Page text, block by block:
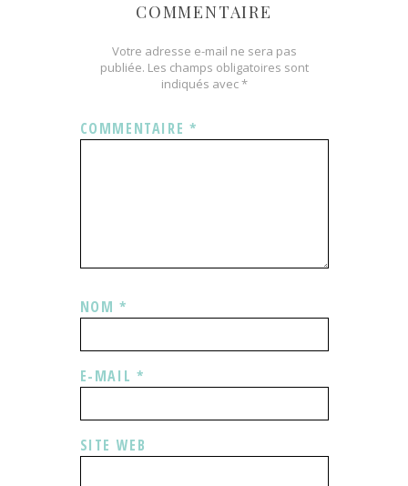
COMMENTAIRE
Votre adresse e-mail ne sera pas
publiée. Les champs obligatoires sont
indiqués avec*
COMMENTAIRE *
NOM *
E-MAIL *
SITE WEB